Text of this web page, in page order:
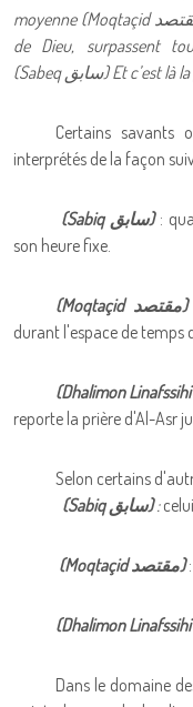
moyenne (Moqtaçid
de Dieu, surpassent
(Sabeqسابق) Et c’est là
Certains savants
interprétés de la façon
(Sabiqسابق):
son heure fixe.
(Moqtaçidمقتصد)
durant l'espace de temps
(Dhalimon Linafssihi
reporte la prière d'Al-Asr
Selon certains
(Sabiqسابق):
(Moqtaçidمقتصد):
(Dhalimon Linafssihi
Dans le domaine